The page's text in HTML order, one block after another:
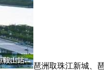
琶洲取珠江新城、